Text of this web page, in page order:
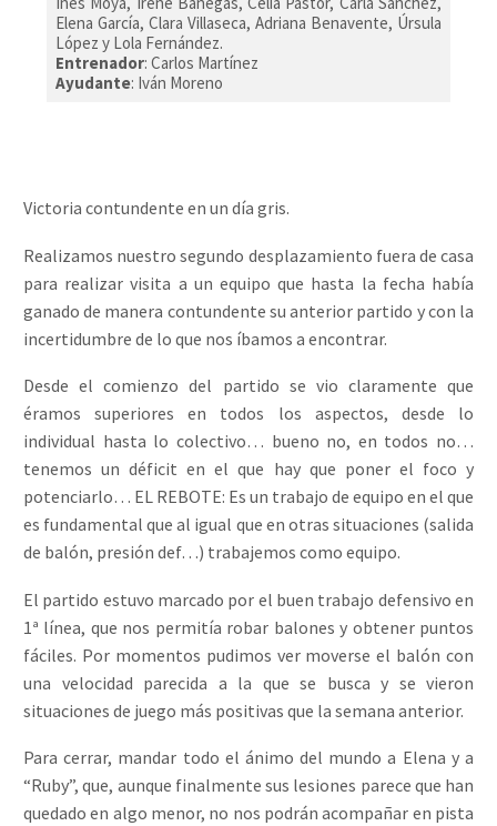
Elena García, Clara Villaseca, Adriana Benavente, Úrsula
López y Lola Fernández.
Entrenador: Carlos Martínez
Ayudante: Iván Moreno
Victoria contundente en un día gris.
Realizamos nuestro segundo desplazamiento fuera de casa
para realizar visita a un equipo que hasta la fecha había
ganado de manera contundente su anterior partido y con la
incertidumbre de lo que nos íbamos a encontrar.
Desde el comienzo del partido se vio claramente que
éramos superiores en todos los aspectos, desde lo
individual hasta lo colectivo… bueno no, en todos no…
tenemos un déficit en el que hay que poner el foco y
potenciarlo… EL REBOTE: Es un trabajo de equipo en el que
es fundamental que al igual que en otras situaciones (salida
de balón, presión def…) trabajemos como equipo.
El partido estuvo marcado por el buen trabajo defensivo en
1ª línea, que nos permitía robar balones y obtener puntos
fáciles. Por momentos pudimos ver moverse el balón con
una velocidad parecida a la que se busca y se vieron
situaciones de juego más positivas que la semana anterior.
Para cerrar, mandar todo el ánimo del mundo a Elena y a
“Ruby”, que, aunque finalmente sus lesiones parece que han
quedado en algo menor, no nos podrán acompañar en pista